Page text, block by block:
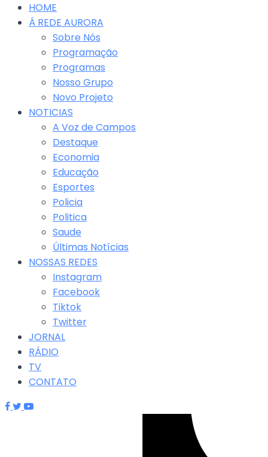
HOME
Á REDE AURORA
Sobre Nós
Programação
Programas
Nosso Grupo
Novo Projeto
NOTICIAS
A Voz de Campos
Destaque
Economia
Educação
Esportes
Policia
Politica
Saude
Últimas Notícias
NOSSAS REDES
Instagram
Facebook
Tiktok
Twitter
JORNAL
RÁDIO
TV
CONTATO